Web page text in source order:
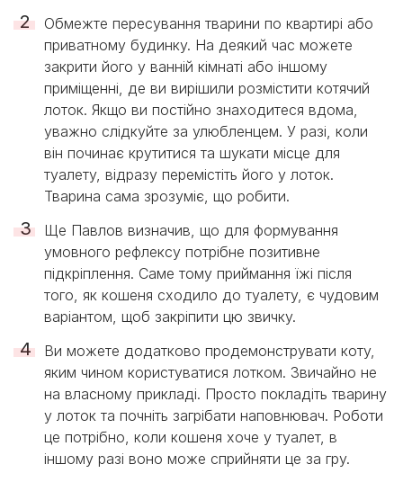
Обмежте пересування тварини по квартирі або
приватному будинку. На деякий час можете
закрити його у ванній кімнаті або іншому
приміщенні, де ви вирішили розмістити котячий
лоток. Якщо ви постійно знаходитеся вдома,
уважно слідкуйте за улюбленцем. У разі, коли
він починає крутитися та шукати місце для
туалету, відразу перемістіть його у лоток.
Тварина сама зрозуміє, що робити.
Ще Павлов визначив, що для формування
умовного рефлексу потрібне позитивне
підкріплення. Саме тому приймання їжі після
того, як кошеня сходило до туалету, є чудовим
варіантом, щоб закріпити цю звичку.
Ви можете додатково продемонструвати коту,
яким чином користуватися лотком. Звичайно не
на власному прикладі. Просто покладіть тварину
у лоток та почніть загрібати наповнювач. Роботи
це потрібно, коли кошеня хоче у туалет, в
іншому разі воно може сприйняти це за гру.